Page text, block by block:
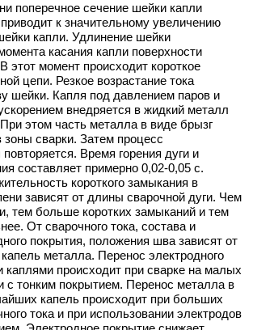
поперечное сечение шейки капли
к значительному увеличению
капли. Удлинение шейки
касания капли поверхности
этот момент происходит короткое
цепи. Резкое возрастание тока
шейки. Капля под давлением паров и
внедряется в жидкий металл
этом часть металла в виде брызг
сварки. Затем процесс
Время горения дуги и
составляет примерно 0,02-0,05 с.
короткого замыкания в
зависят от длины сварочной дуги. Чем
тем больше коротких замыканий и тем
От сварочного тока, состава и
покрытия, положения шва зависят от
металла. Перенос электродного
каплями происходит при сварке на малых
с тонким покрытием. Перенос металла в
капель происходит при больших
тока и при использовании электродов